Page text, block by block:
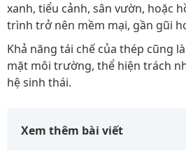
xanh, tiểu cảnh, sân vườn, hoặc
trình trở nên mềm mại, gần gũi
Khả năng tái chế của thép cũng
mặt môi trường, thể hiện trách
hệ sinh thái.
Xem thêm bài viết